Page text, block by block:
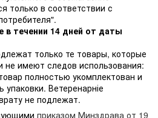
только в соответствии с
течении 14 дней от даты
только те товары, которые
не имеют следов использования:
полностью укомплектован и
Ветеренарніе
не подлежат.
приказом Минздрава от 19